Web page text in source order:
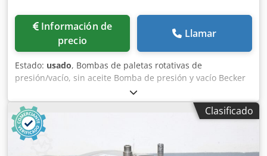
Información de
precio
Llamar
Estado: usado, Bombas de paletas rotativas de
presión/vacío, sin aceite Bomba de presión y vacío Becker
DVT 3.100 Año 2013 - Nº de serie D 2760035 Caudal a 50
Hz: 103 m³/h Potencia a 50 Hz: 5,5 kW Nivel sonoro a 50 Hz:
76…77 dB(A) Peso: +/- 95 kg Dcsdeyx H I Eepfx Agyjk
Inspección por vídeo online vía WhatsApp - MS Zoom -
Telegram En stock en Emskirchen/Núremberg – Disponible
de inmediato – Se puede probar
Clasificado